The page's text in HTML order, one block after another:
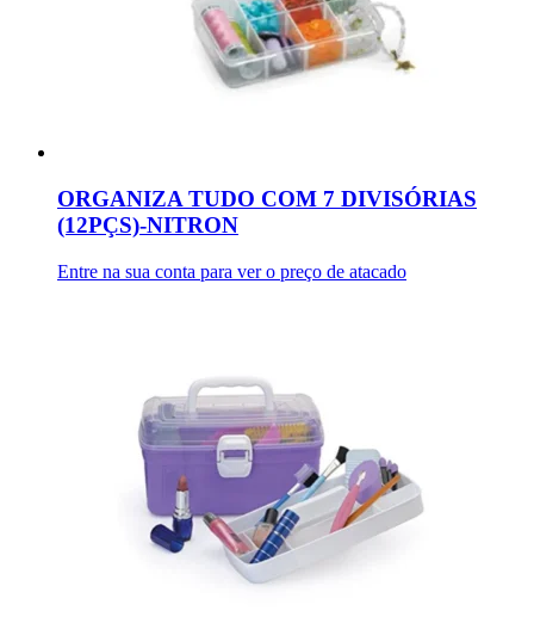
ORGANIZA TUDO COM 7 DIVISÓRIAS
(12PÇS)-NITRON
Entre na sua conta para ver o preço de atacado